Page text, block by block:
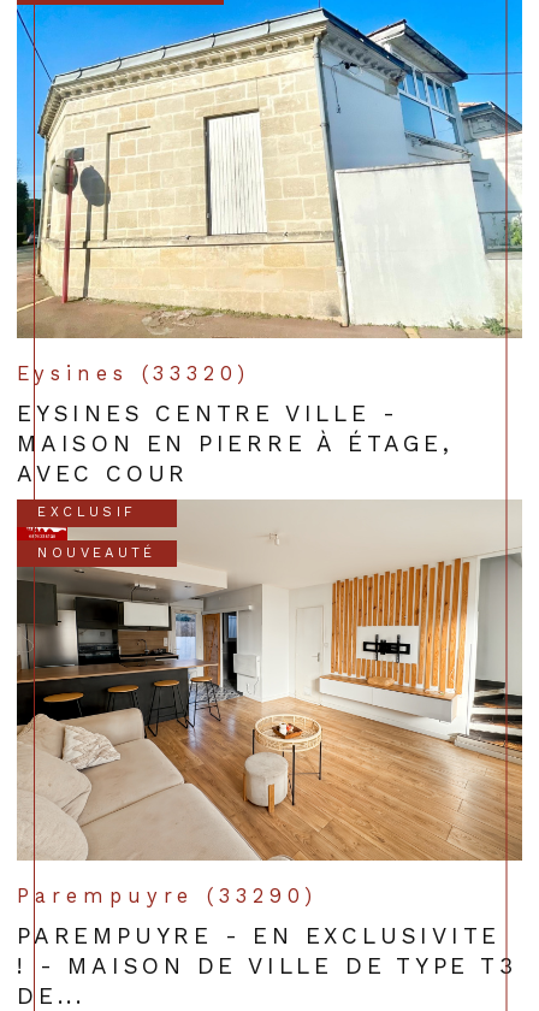
Eysines (33320)
EYSINES CENTRE VILLE -
MAISON EN PIERRE À ÉTAGE,
AVEC COUR
EXCLUSIF
NOUVEAUTÉ
Parempuyre (33290)
PAREMPUYRE - EN EXCLUSIVITE
! - MAISON DE VILLE DE TYPE T3
DE...